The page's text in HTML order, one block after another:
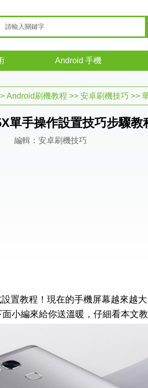
Android 手機
Android刷機教程 >> 安卓刷機技巧 >>
單手操作設置技巧步驟教
編輯：安卓刷機技巧
教程！現在的手機屏幕越來越
小編來給你送溫暖，仔細看本文教